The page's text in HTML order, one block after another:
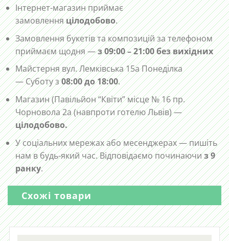
Інтернет-магазин приймає
замовленняцілодобово.
Замовлення букетів та композицій за телефоном
приймаєм щодня —з 09:00 – 21:00 без вихідних
Майстерня вул. Лемківська 15а Понеділка
— Суботу з08:00 до 18:00.
Магазин (Павільйон “Квіти” місце № 16 пр.
Чорновола 2а (навпроти готелю Львів) —
цілодобово.
У соціальних мережах або месенджерах — пишіть
нам в будь-який час. Відповідаємо починаючиз 9
ранку.
Схожі товари